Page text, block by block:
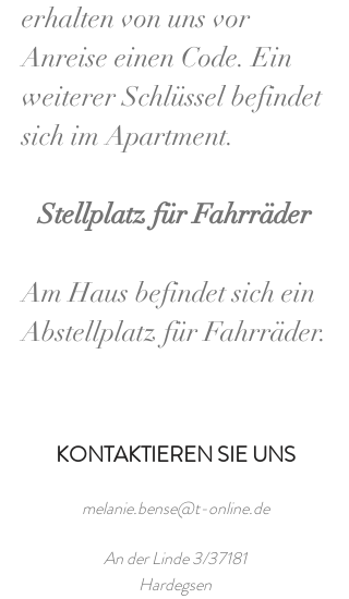
erhalten von uns vor
Anreise einen Code.Ein
weiterer Schlüssel befindet
sich im Apartment.
Stellplatz für Fahrräder
Am Haus befindet sich ein
Abstellplatz für Fahrräder.
KONTAKTIEREN SIE UNS
melanie.bense@t-online.de
An der Linde 3/37181
Hardegsen